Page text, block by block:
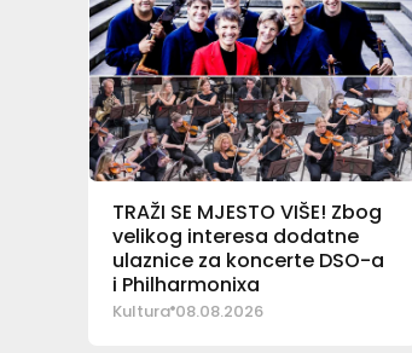
TRAŽI SE MJESTO VIŠE! Zbog
velikog interesa dodatne
ulaznice za koncerte DSO-a
i Philharmonixa
Kultura 08.08.2026